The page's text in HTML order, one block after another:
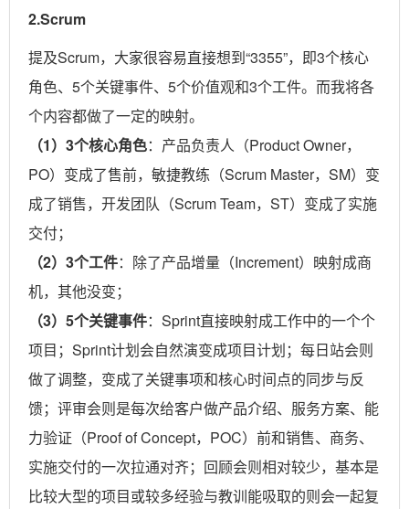
2.Scrum
提及Scrum，大家很容易直接想到“3355”，即3个核心
角色、5个关键事件、5个价值观和3个工件。而我将各
个内容都做了一定的映射。
（1）3个核心角色：产品负责人（Product Owner，
PO）变成了售前，敏捷教练（Scrum Master，SM）变
成了销售，开发团队（Scrum Team，ST）变成了实施
交付；
（2）3个工件：除了产品增量（Increment）映射成商
机，其他没变；
（3）5个关键事件：Sprint直接映射成工作中的一个个
项目；Sprint计划会自然演变成项目计划；每日站会则
做了调整，变成了关键事项和核心时间点的同步与反
馈；评审会则是每次给客户做产品介绍、服务方案、能
力验证（Proof of Concept，POC）前和销售、商务、
实施交付的一次拉通对齐；回顾会则相对较少，基本是
比较大型的项目或较多经验与教训能吸取的则会一起复